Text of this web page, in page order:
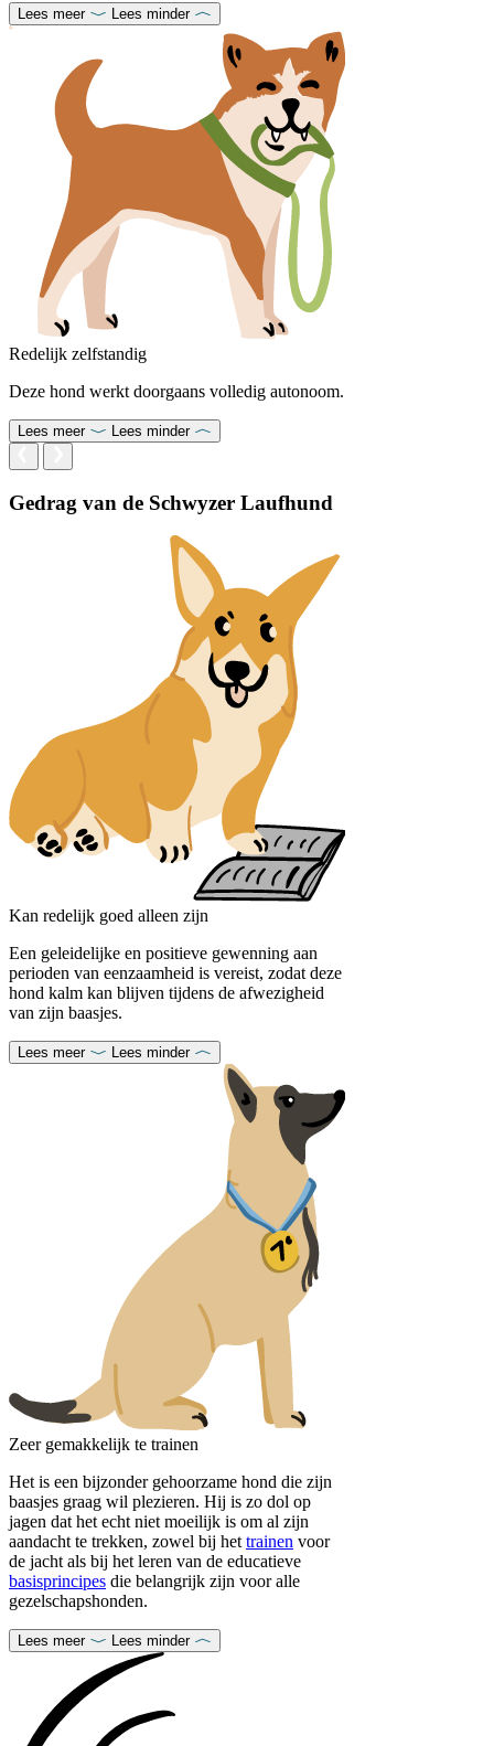
Lees meer Lees minder
Redelijk zelfstandig
Deze hond werkt doorgaans volledig autonoom.
Lees meer Lees minder
Gedrag van de Schwyzer Laufhund
Kan redelijk goed alleen zijn
Een geleidelijke en positieve gewenning aan
perioden van eenzaamheid is vereist, zodat deze
hond kalm kan blijven tijdens de afwezigheid
van zijn baasjes.
Lees meer Lees minder
Zeer gemakkelijk te trainen
Het is een bijzonder gehoorzame hond die zijn
baasjes graag wil plezieren. Hij is zo dol op
jagen dat het echt niet moeilijk is om al zijn
aandacht te trekken, zowel bij het trainen voor
de jacht als bij het leren van de educatieve
basisprincipes die belangrijk zijn voor alle
gezelschapshonden.
Lees meer Lees minder